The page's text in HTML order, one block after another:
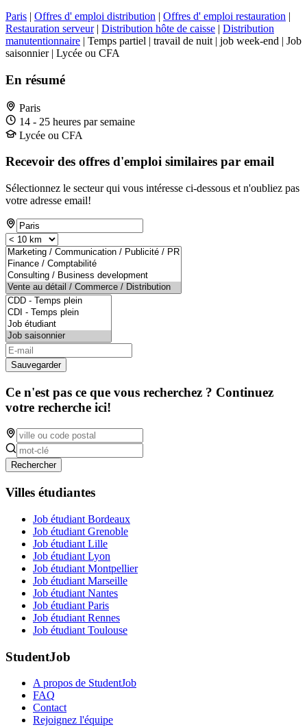
Paris | Offres d' emploi distribution | Offres d' emploi restauration |
Restauration serveur| Distribution hôte de caisse | Distribution
manutentionnaire | Temps partiel | travail de nuit | job week-end | Job
saisonnier | Lycée ou CFA
En résumé
Paris
14 - 25 heures par semaine
Lycée ou CFA
Recevoir des offres d'emploi similaires par email
Sélectionnez le secteur qui vous intéresse ci-dessous et n'oubliez pas
votre adresse email!
Sauvegarder
Ce n'est pas ce que vous recherchez ? Continuez
votre recherche ici!
Rechercher
Villes étudiantes
Job étudiant Bordeaux
Job étudiant Grenoble
Job étudiant Lille
Job étudiant Lyon
Job étudiant Montpellier
Job étudiant Marseille
Job étudiant Nantes
Job étudiant Paris
Job étudiant Rennes
Job étudiant Toulouse
StudentJob
A propos de StudentJob
FAQ
Contact
Rejoignez l'équipe